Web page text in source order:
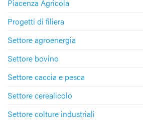
Piacenza Agricola
Progetti di filiera
Settore agroenergia
Settore bovino
Settore caccia e pesca
Settore cerealicolo
Settore colture industriali